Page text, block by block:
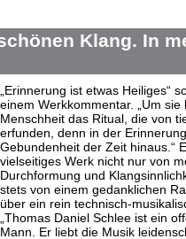
Klang. In
„Erinnerung ist etwas Heiliges“
einem Werkkommentar. „Um
Menschheit das Ritual, die von
erfunden, denn in der
Gebundenheit der Zeit hinaus.“
vielseitiges Werk nicht nur von
Durchformung und
stets von einem gedanklichen
über ein rein technisch-
„Thomas Daniel Schlee ist ein
Mann. Er liebt die Musik